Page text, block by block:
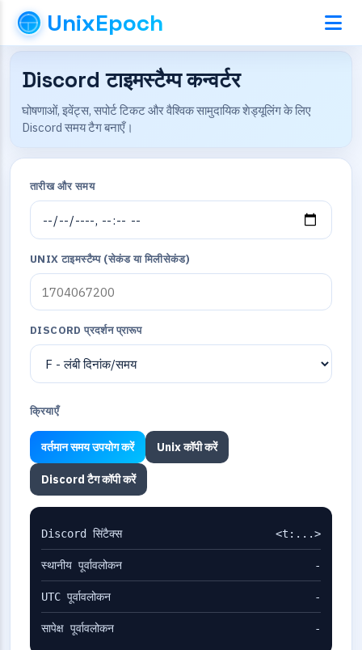
UnixEpoch
Discord टाइमस्टैम्प कन्वर्टर
घोषणाओं, इवेंट्स, सपोर्ट टिकट और वैश्विक सामुदायिक शेड्यूलिंग के लिए
Discord समय टैग बनाएँ।
तारीख और समय
UNIX टाइमस्टैम्प (सेकंड या मिलीसेकंड)
DISCORD प्रदर्शन प्रारूप
क्रियाएँ
वर्तमान समय उपयोग करें Unix कॉपी करें
Discord टैग कॉपी करें
Discord सिंटैक्स <t:...>
स्थानीय पूर्वावलोकन -
UTC पूर्वावलोकन -
सापेक्ष पूर्वावलोकन -